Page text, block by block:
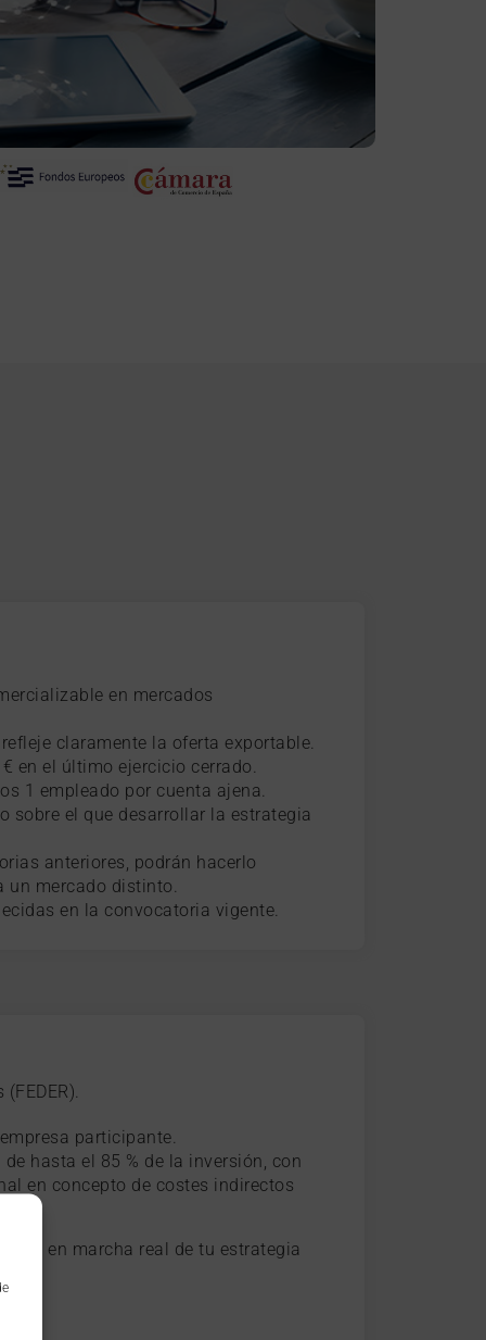
en mercados
claramente la oferta exportable.
en el último ejercicio cerrado.
1 empleado por cuenta ajena.
sobre el que desarrollar la estrategia
anteriores, podrán hacerlo
un mercado distinto.
en la convocatoria vigente.
participante.
hasta el 85 % de la inversión, con
en concepto de costes indirectos
en marcha real de tu estrategia